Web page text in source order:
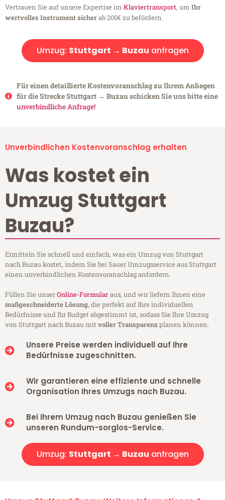
Vertrauen Sie auf unsere Expertise im Klaviertransport, um Ihr
wertvolles Instrument sicherab 200€ zu befördern.
Umzug: Stuttgart → Buzau anfragen
Für einen detaillierte Kostenvoranschlag zu Ihrem Anliegen
für die Strecke Stuttgart → Buzau schicken Sie uns bitte eine
unverbindliche Anfrage!
Unverbindlichen Kostenvoranschlag erhalten
Was kostet ein
Umzug Stuttgart
Buzau?
Ermitteln Sie schnell und einfach, was ein Umzug von Stuttgart
nach Buzau kostet, indem Sie bei Sauer Umzugsservice aus Stuttgart
einen unverbindlichen Kostenvoranschlag anfordern.
Füllen Sie unserOnline-Formularaus, und wir liefern Ihnen eine
maßgeschneiderte Lösung, die perfekt auf Ihre individuellen
Bedürfnisse und Ihr Budget abgestimmt ist, sodass Sie Ihre Umzug
von Stuttgart nach Buzau mitvoller Transparenzplanen können.
Unsere Preise werden individuell auf Ihre
Bedürfnisse zugeschnitten.
Wir garantieren eine effiziente und schnelle
Organisation Ihres Umzugs nach Buzau.
Bei Ihrem Umzug nach Buzau genießen Sie
unseren Rundum-sorglos-Service.
Umzug: Stuttgart → Buzau anfragen